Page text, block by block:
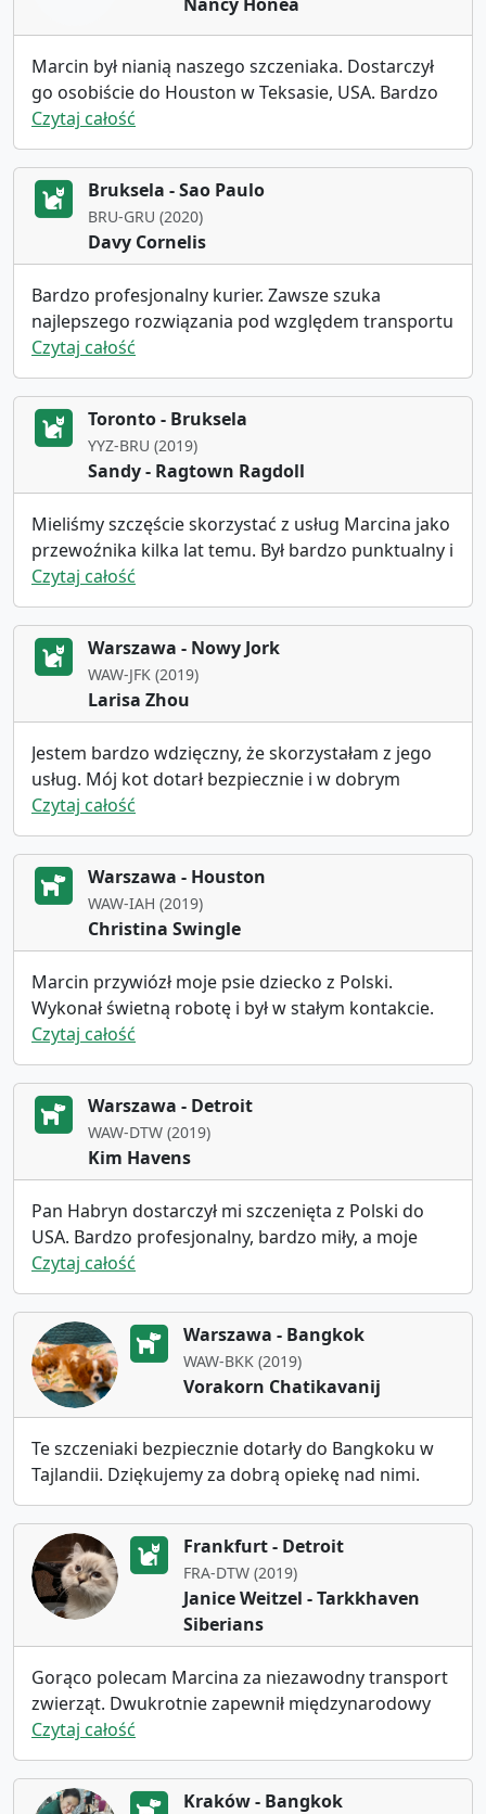
Marcin był nianią naszego szczeniaka. Dostarczył
go osobiście do Houston w Teksasie, USA. Bardzo
pomógł nam w załatwieniu wszystkich formalności
i szczegółów. Był miły, pogodny i wysyłał nam
aktualne zdjęcia podczas lotu naszego szczeniaka.
Byliśmy zdenerwowani tym procesem, ponieważ
było to nasze pierwsze doświadczenie z nianią, ale
Marcin znalazł czas, aby szybko i uprzejmie
wątpliwości. Zdecydowanie poprosilibyśmy go, aby
przywiózł dla nas kolejnego zwierzaka i gorąco
polecamy go każdemu, kto chciałby zrobić to samo.
Jeszcze raz dziękujemy, Marcinie, za przywiezienie
do nas naszego słodkiego chłopca.
Czytaj całość
Bruksela - Sao Paulo
BRU-GRU (2020)
Davy Cornelis
Bardzo profesjonalny kurier. Zawsze szuka
najlepszego rozwiązania pod względem transportu
i ceny. Myśli razem z klientem. Bardzo miły i
pomocny. Szybko odpowiada na pytania. Polecam
jego usługi.
Czytaj całość
Toronto - Bruksela
YYZ-BRU (2019)
Sandy - Ragtown Ragdoll
Mieliśmy szczęście skorzystać z usług Marcina jako
przewoźnika kilka lat temu. Był bardzo punktualny i
traktował to, co robił, bardzo poważnie.
Zdecydowanie czulibyśmy się dobrze, gdybym
skorzystała z jego usług ponownie.
Czytaj całość
Warszawa - Nowy Jork
WAW-JFK (2019)
Larisa Zhou
Jestem bardzo wdzięczny, że skorzystałam z jego
usług. Mój kot dotarł bezpiecznie i w dobrym
stanie! Gorąco polecam!a
Czytaj całość
Warszawa - Houston
WAW-IAH (2019)
Christina Swingle
Marcin przywiózł moje psie dziecko z Polski.
Wykonał świetną robotę i był w stałym kontakcie.
Byłam bardzo zadowolona i na pewno skorzystam
z jego usług ponownie.
Czytaj całość
Warszawa - Detroit
WAW-DTW (2019)
Kim Havens
Pan Habryn dostarczył mi szczenięta z Polski do
USA. Bardzo profesjonalny, bardzo miły, a moje
szczenięta były w doskonałym stanie. Nie
wahałabym się skorzystać z jego usług ponownie.
Dziękuję panu!
Czytaj całość
Warszawa - Bangkok
WAW-BKK (2019)
Vorakorn Chatikavanij
Te szczeniaki bezpiecznie dotarły do ​​Bangkoku w
Tajlandii. Dziękujemy za dobrą opiekę nad nimi.
Frankfurt - Detroit
FRA-DTW (2019)
Janice Weitzel - Tarkkhaven
Siberians
Gorąco polecam Marcina za niezawodny transport
zwierząt. Dwukrotnie zapewnił międzynarodowy
transport dla mojej kociarni. Jego usługa jest
bardzo przyjazna i profesjonalna.
Czytaj całość
Kraków - Bangkok